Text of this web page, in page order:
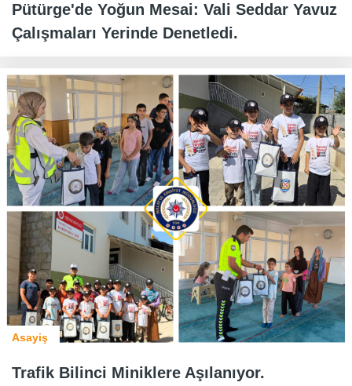
Pütürge'de Yoğun Mesai: Vali Seddar Yavuz
Çalışmaları Yerinde Denetledi.
Asayiş
Trafik Bilinci Miniklere Aşılanıyor.